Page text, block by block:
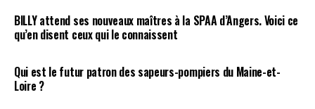
BILLY attend ses nouveaux maîtres à la SPAA d’Angers. Voici ce
qu’en disent ceux qui le connaissent
Qui est le futur patron des sapeurs-pompiers du Maine-et-
Loire ?